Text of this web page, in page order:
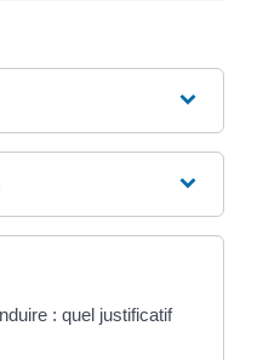
: quel justificatif